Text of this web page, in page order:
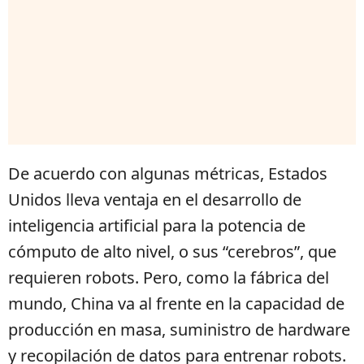
De acuerdo con algunas métricas, Estados
Unidos lleva ventaja en el desarrollo de
inteligencia artificial para la potencia de
cómputo de alto nivel, o sus “cerebros”, que
requieren robots. Pero, como la fábrica del
mundo, China va al frente en la capacidad de
producción en masa, suministro de hardware
y recopilación de datos para entrenar robots.